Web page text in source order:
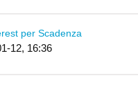
per Scadenza
12, 16:36